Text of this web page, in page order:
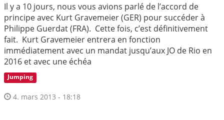
Il y a 10 jours, nous vous avions parlé de l’accord de
principe avec Kurt Gravemeier (GER) pour succéder à
Philippe Guerdat (FRA). Cette fois, c’est définitivement
fait. Kurt Gravemeier entrera en fonction
immédiatement avec un mandat jusqu’aux JO de Rio en
2016 et avec une échéa
Jumping
4. mars 2013 - 18:18